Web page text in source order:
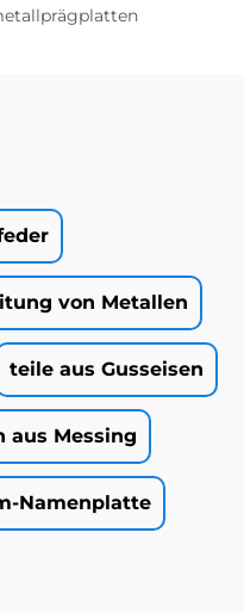
von Metallen
teile aus Gusseisen
aus Messing
Namenplatte